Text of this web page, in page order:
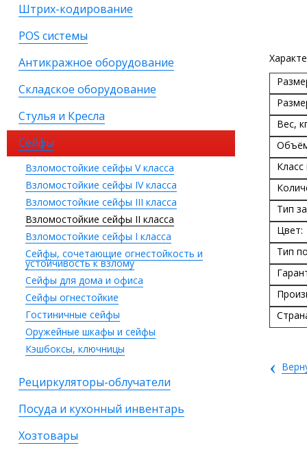
Штрих-кодирование
POS системы
Антикражное оборудование
Складское оборудование
Стулья и Кресла
Сейфы
Взломостойкие сейфы V класса
Взломостойкие сейфы IV класса
Взломостойкие сейфы III класса
Взломостойкие сейфы II класса
Взломостойкие сейфы I класса
Сейфы, сочетающие огнестойкость и
устойчивость к взлому
Сейфы для дома и офиса
Сейфы огнестойкие
Гостиничные сейфы
Оружейные шкафы и сейфы
Кэшбоксы, ключницы
Рециркуляторы-облучатели
Посуда и кухонный инвентарь
Хозтовары
Вес,
Тип
Цвет:
Тип
‹